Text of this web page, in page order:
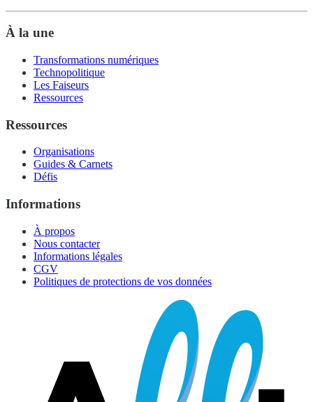
À la une
Transformations numériques
Technopolitique
Les Faiseurs
Ressources
Ressources
Organisations
Guides & Carnets
Défis
Informations
À propos
Nous contacter
Informations légales
CGV
Politiques de protections de vos données